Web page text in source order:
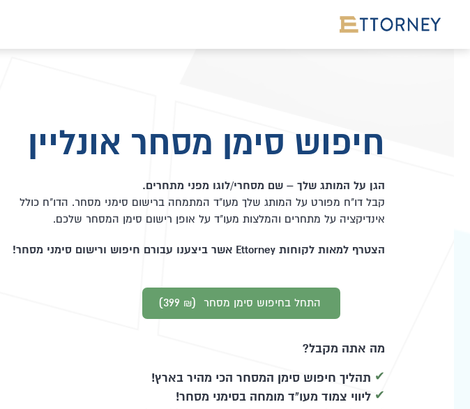
חיפוש סימן מסחר אונליין
הגן על המותג שלך – שם מסחרי/לוגו מפני מתחרים.
קבל דו"ח מפורט על המותג שלך מעו"ד המתמחה ברישום סימני מסחר. הדו"ח כולל
אינדיקציה על מתחרים והמלצות מעו"ד על אופן רישום סימן המסחר שלכם.
הצטרף למאות לקוחות Ettorney אשר ביצענו עבורם חיפוש ורישום סימני מסחר!
התחל בחיפוש סימן מסחר (399
₪
)
מה אתה מקבל?
תהליך חיפוש סימן המסחר הכי מהיר בארץ!
ליווי צמוד מעו"ד מומחה בסימני מסחר!